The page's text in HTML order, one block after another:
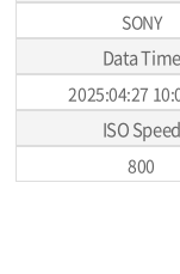
SONY
Data Time
2025:04:27
ISO Speed
800